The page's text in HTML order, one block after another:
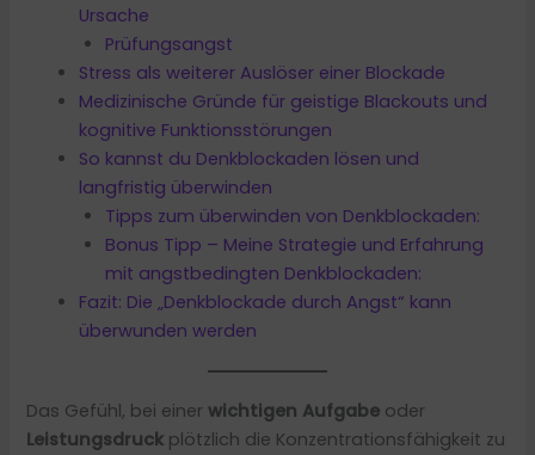
Ursache
Prüfungsangst
Stress als weiterer Auslöser einer Blockade
Medizinische Gründe für geistige Blackouts und
kognitive Funktionsstörungen
So kannst du Denkblockaden lösen und
langfristig überwinden
Tipps zum überwinden von Denkblockaden:
Bonus Tipp – Meine Strategie und Erfahrung
mit angstbedingten Denkblockaden:
Fazit: Die „Denkblockade durch Angst“ kann
überwunden werden
Das Gefühl, bei einerwichtigen Aufgabe oder
Leistungsdruck plötzlich die Konzentrationsfähigkeit zu